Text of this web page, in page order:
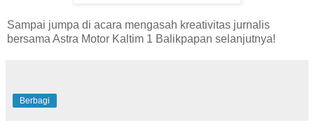
Sampai jumpa di acara mengasah kreativitas jurnalis
bersama Astra Motor Kaltim 1 Balikpapan selanjutnya!
Berbagi